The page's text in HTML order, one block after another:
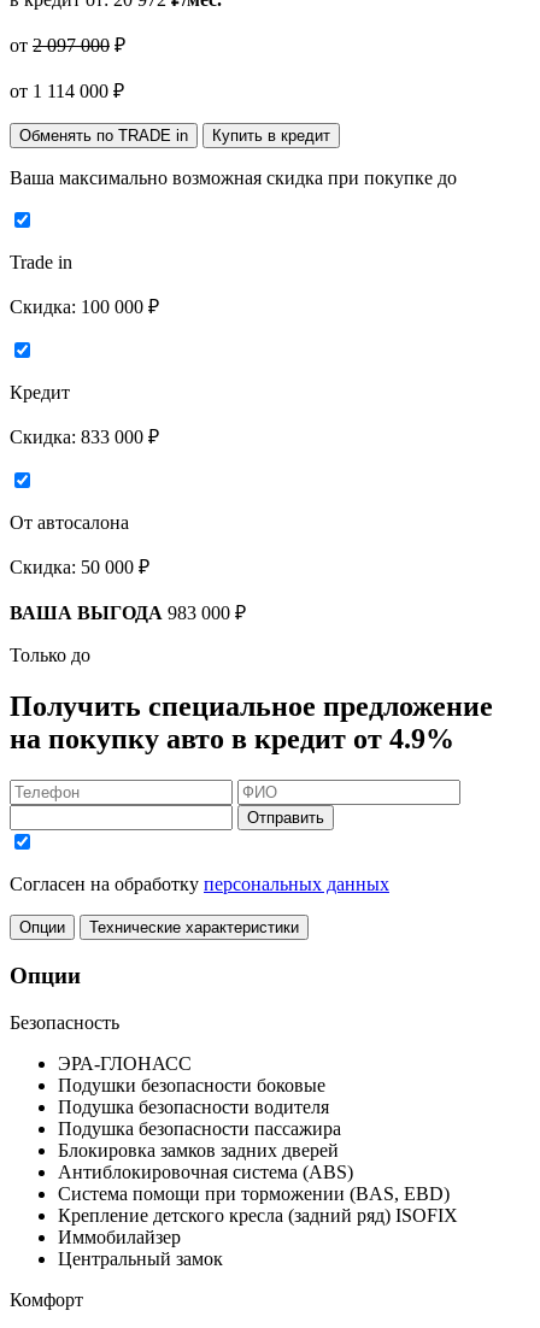
от 2 097 000 ₽
от 1 114 000 ₽
Обменять по TRADE in Купить в кредит
Ваша максимально возможная скидка при покупке до
Trade in
Скидка: 100 000 ₽
Кредит
Скидка: 833 000 ₽
От автосалона
Скидка: 50 000 ₽
ВАША ВЫГОДА 983 000 ₽
Только до
Получить специальное предложение
на покупку авто в кредит от 4.9%
Отправить
Согласен на обработку персональных данных
Опции Технические характеристики
Опции
Безопасность
ЭРА-ГЛОНАСС
Подушки безопасности боковые
Подушка безопасности водителя
Подушка безопасности пассажира
Блокировка замков задних дверей
Антиблокировочная система (ABS)
Система помощи при торможении (BAS, EBD)
Крепление детского кресла (задний ряд) ISOFIX
Иммобилайзер
Центральный замок
Комфорт